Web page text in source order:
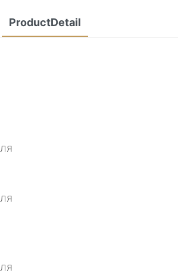
ProductDetail